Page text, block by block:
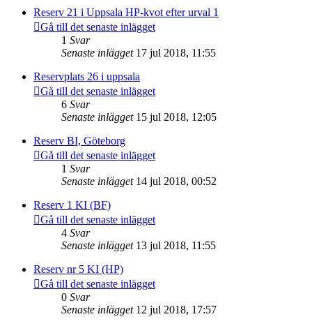
Reserv 21 i Uppsala HP-kvot efter urval 1
Gå till det senaste inlägget
1 Svar
Senaste inlägget 17 jul 2018, 11:55
Reservplats 26 i uppsala
Gå till det senaste inlägget
6 Svar
Senaste inlägget 15 jul 2018, 12:05
Reserv BI, Göteborg
Gå till det senaste inlägget
1 Svar
Senaste inlägget 14 jul 2018, 00:52
Reserv 1 KI (BF)
Gå till det senaste inlägget
4 Svar
Senaste inlägget 13 jul 2018, 11:55
Reserv nr 5 KI (HP)
Gå till det senaste inlägget
0 Svar
Senaste inlägget 12 jul 2018, 17:57